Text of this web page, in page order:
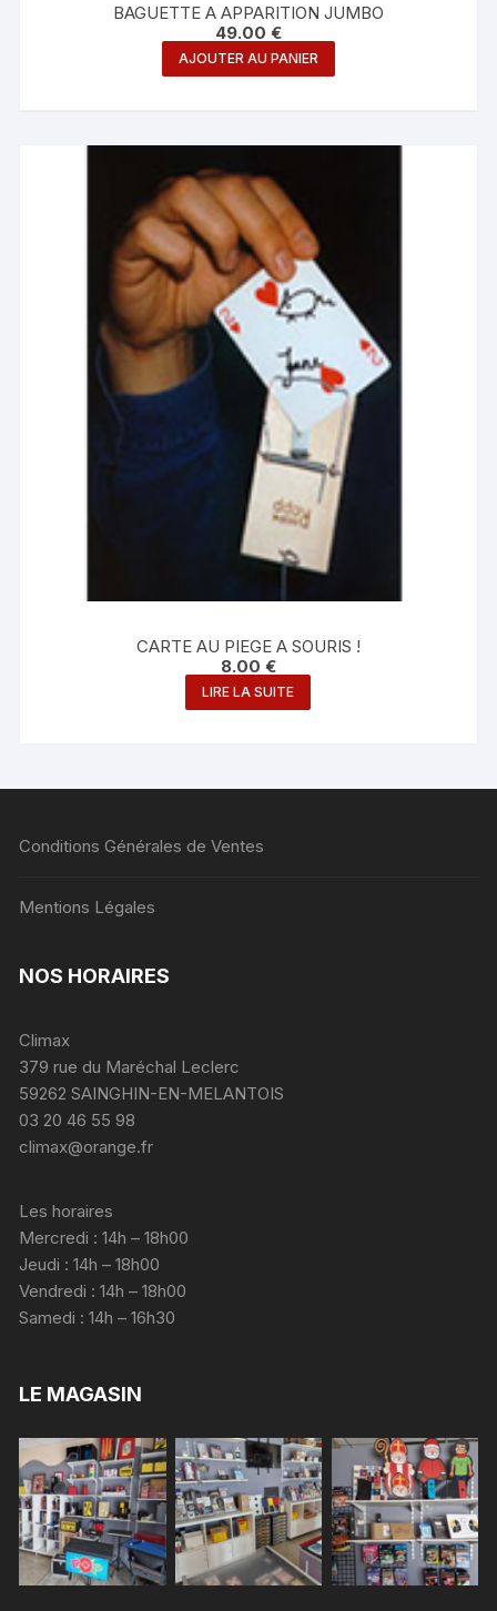
BAGUETTE A APPARITION JUMBO
49.00 €
AJOUTER AU PANIER
CARTE AU PIEGE A SOURIS !
8.00 €
LIRE LA SUITE
Conditions Générales de Ventes
Mentions Légales
NOS HORAIRES
Climax
379 rue du Maréchal Leclerc
59262 SAINGHIN-EN-MELANTOIS
03 20 46 55 98
climax@orange.fr
Les horaires
Mercredi : 14h – 18h00
Jeudi : 14h – 18h00
Vendredi : 14h – 18h00
Samedi : 14h – 16h30
LE MAGASIN